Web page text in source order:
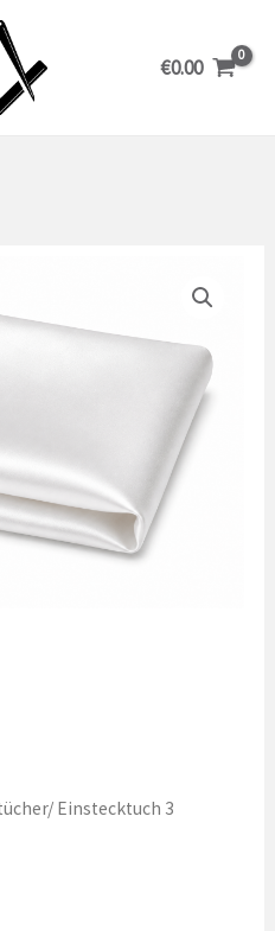
€0.00
/ Einstecktuch 3